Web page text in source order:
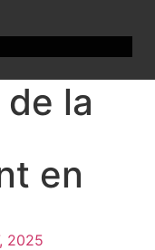
la
en
2025